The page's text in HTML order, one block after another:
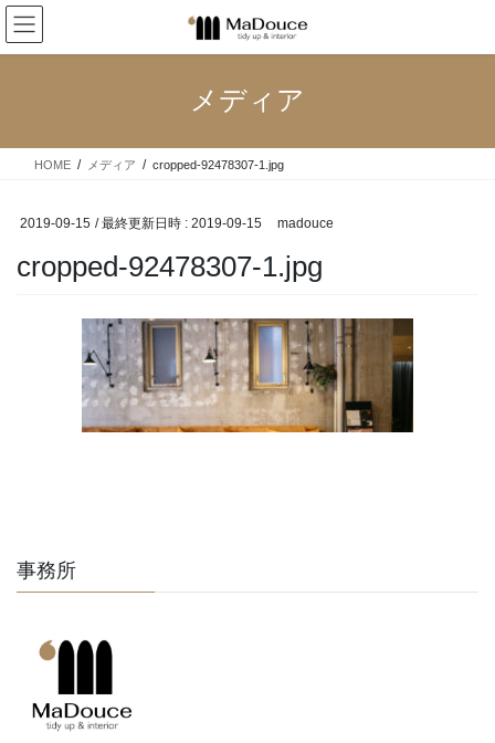
コ
ン
テ
ス
ナ
ビ
ゲ
ン
メディア
HOME メディア cropped-92478307-1.jpg
2019-09-15 / 最終更新日時 : 2019-09-15 madouce
cropped-92478307-1.jpg
事務所